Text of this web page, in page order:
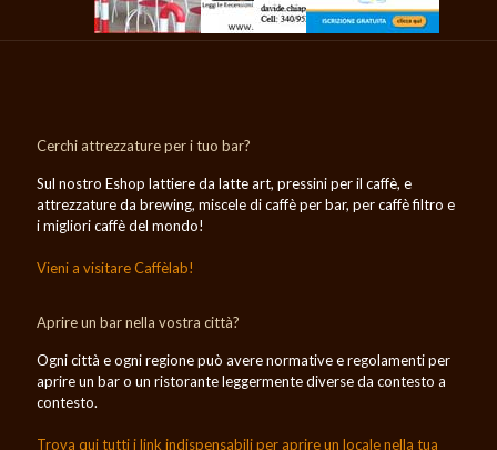
Cerchi attrezzature per i tuo bar?
Sul nostro Eshop lattiere da latte art, pressini per il caffè, e
attrezzature da brewing, miscele di caffè per bar, per caffè filtro e
i migliori caffè del mondo!
Vieni a visitare Caffèlab!
Aprire un bar nella vostra città?
Ogni città e ogni regione può avere normative e regolamenti per
aprire un bar o un ristorante leggermente diverse da contesto a
contesto.
Trova qui tutti i link indispensabili per aprire un locale nella tua